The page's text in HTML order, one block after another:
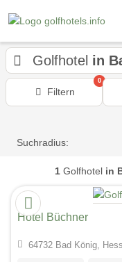
Golfhotel in
Filtern
0
Suchradius:
1Golfhotel in
Hotel Büchner
64732 Bad König,